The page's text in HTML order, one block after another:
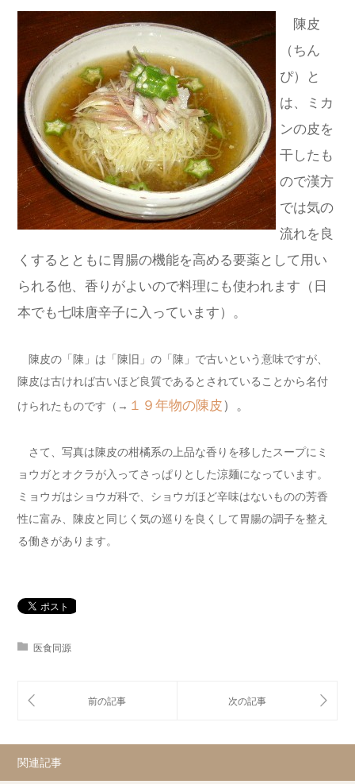
陳皮
（ちん
ぴ）と
は、ミカ
ンの皮を
干したも
ので漢方
では気の
流れを良
くするとともに胃腸の機能を高める要薬として用い
られる他、香りがよいので料理にも使われます（日
本でも七味唐辛子に入っています）。
陳皮の「陳」は「陳旧」の「陳」で古いという意味ですが、
陳皮は古ければ古いほど良質であるとされていることから名付
けられたものです（→ １９年物の陳皮 ）。
さて、写真は陳皮の柑橘系の上品な香りを移したスープにミ
ョウガとオクラが入ってさっぱりとした涼麺になっています。
ミョウガはショウガ科で、ショウガほど辛味はないものの芳香
性に富み、陳皮と同じく気の巡りを良くして胃腸の調子を整え
る働きがあります。
医食同源
関連記事